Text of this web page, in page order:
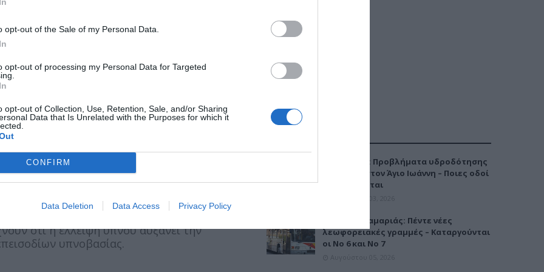
opt-out of the Sale of my Personal Data.
opt-out of processing my Personal Data for Targeted
opt-out of Collection, Use, Retention, Sale, and/or Sharing
Data that Is Unrelated with the Purposes for which it
CONFIRM
Data Deletion Data Access Privacy Policy
Έρευνες υποδεικνύουν ότι ένας
παραγόντων μπορεί να
είναι πάντα ξεκάθαρη.
όπως το αλκοόλ και ορισμένα φάρμακα,
Sonata), οι βενζοδιαζεπίνες, τα
(quetiapine, lurasidone,
που προκαλούν υπνοβασία στους
την πιθανότητά της.
ύπνος και η κόπωση μπορούν επίσης
ότι η έλλειψη ύπνου αυξάνει την
υπνοβασίας.
Καλαμαριά: Προβλήματα υδροδότησης
την Τρίτη στον Άγιο Ιωάννη – Ποιες οδοί
επηρεάζονται
Μετρό Καλαμαριάς: Πέντε νέες
λεωφορειακές γραμμές – Καταργούνται
οι Νο 6 και Νο 7